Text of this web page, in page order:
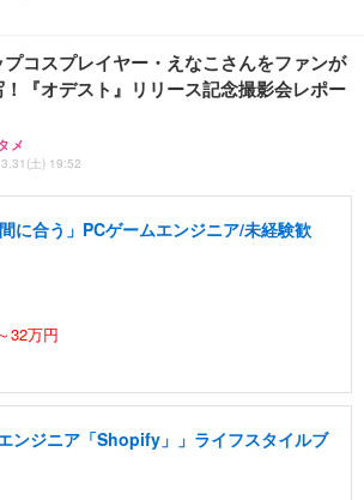
プコスプレイヤー・えなこさんをファンが
『オデスト』リリース記念撮影会レポー
メ
土) 19:52
に合う」PCゲームエンジニア/未経験歓
32万円
ンジニア「Shopify」」ライフスタイルブ